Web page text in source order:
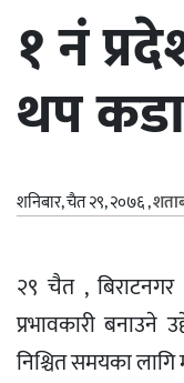
१ नं
थप
शनिबार, चैत २९, २०७६,
२९ चैत ,
प्रभावकारी
निश्चित समयका